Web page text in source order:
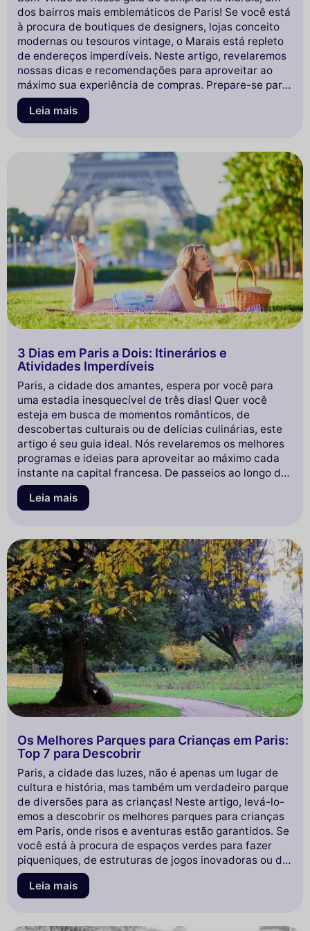
dos bairros mais emblemáticos de Paris! Se você está
à procura de boutiques de designers, lojas conceito
modernas ou tesouros vintage, o Marais está repleto
de endereços imperdíveis. Neste artigo, revelaremos
nossas dicas e recomendações para aproveitar ao
máximo sua experiência de compras. Prepare-se para
descobrir joias, truques para evitar armadilhas
turísticas e sugestões de lugares para fazer uma
Leia mais
3 Dias em Paris a Dois: Itinerários e
Atividades Imperdíveis
Paris, a cidade dos amantes, espera por você para
uma estadia inesquecível de três dias! Quer você
esteja em busca de momentos românticos, de
descobertas culturais ou de delícias culinárias, este
artigo é seu guia ideal. Nós revelaremos os melhores
programas e ideias para aproveitar ao máximo cada
instante na capital francesa. De passeios ao longo do
Sena a jantares à luz de velas em bistrôs típicos,
prepare-se para viver uma experiência mágica a dois.
fadas. Pronto para mergulhar no amor em Paris? Siga
o guia!
Leia mais
Os Melhores Parques para Crianças em Paris:
Top 7 para Descobrir
Paris, a cidade das luzes, não é apenas um lugar de
cultura e história, mas também um verdadeiro parque
de diversões para as crianças! Neste artigo, levá-lo-
emos a descobrir os melhores parques para crianças
em Paris, onde risos e aventuras estão garantidos. Se
você está à procura de espaços verdes para fazer
piqueniques, de estruturas de jogos inovadoras ou de
atividades lúdicas, encontrará aqui uma seleção de
parques que encantarão pequenos e grandes.
Leia mais